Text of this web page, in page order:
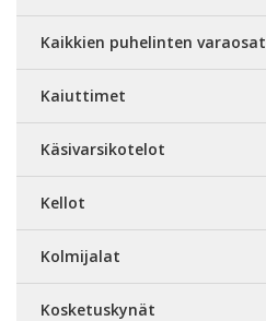
Kaikkien puhelinten varaosat
Kaiuttimet
Käsivarsikotelot
Kellot
Kolmijalat
Kosketuskynät